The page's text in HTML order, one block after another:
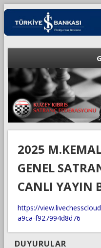
2025
GENEL
CANLI YAYIN
https://
a9ca-f927994d8d76
DUYURULAR